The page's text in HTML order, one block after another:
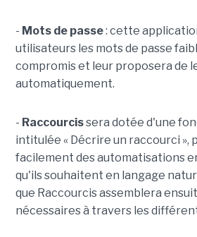
- Mots de passe: cette
utilisateurs les mots de passe
compromis et leur proposera de
automatiquement.
- Raccourcissera dotée d'une
intitulée « Décrire un raccourci »,
facilement des automatisations
qu'ils souhaitent en langage
que Raccourcis assemblera
nécessaires à travers les